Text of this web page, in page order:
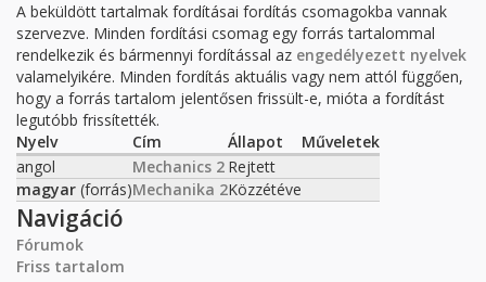
A beküldött tartalmak fordításai fordítás csomagokba vannak
szervezve. Minden fordítási csomag egy forrás tartalommal
rendelkezik és bármennyi fordítással az engedélyezett nyelvek
valamelyikére. Minden fordítás aktuális vagy nem attól függően,
hogy a forrás tartalom jelentősen frissült-e, mióta a fordítást
legutóbb frissítették.
Nyelv
Cím Állapot
Műveletek
angol
Mechanics 2 Rejtett
magyar (forrás)Mechanika 2Közzétéve
Navigáció
Fórumok
Friss tartalom